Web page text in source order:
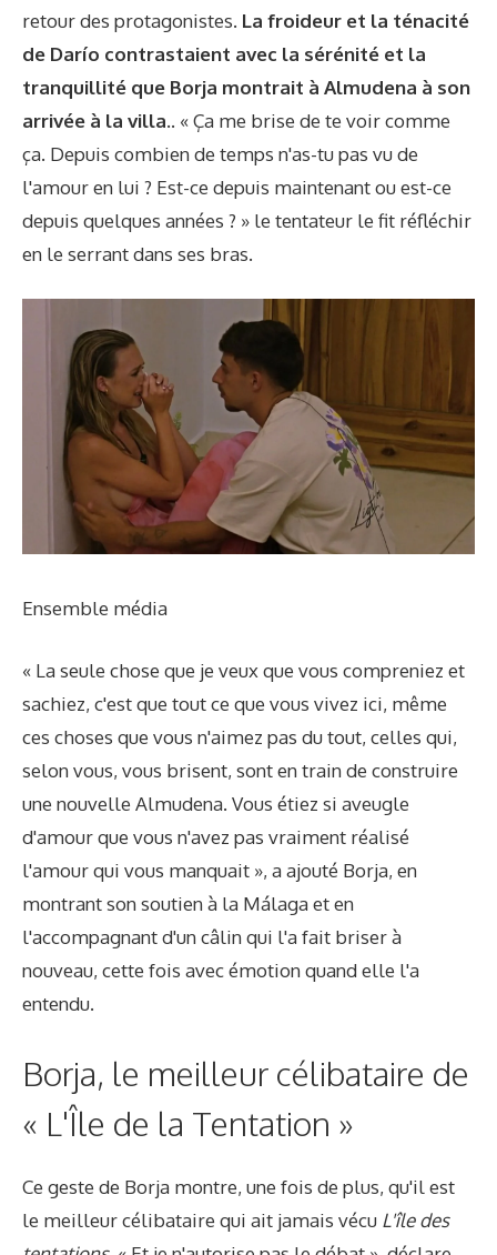
retour des protagonistes. La froideur et la ténacité
de Darío contrastaient avec la sérénité et la
tranquillité que Borja montrait à Almudena à son
arrivée à la villa.. « Ça me brise de te voir comme
ça. Depuis combien de temps n'as-tu pas vu de
l'amour en lui ? Est-ce depuis maintenant ou est-ce
depuis quelques années ? » le tentateur le fit réfléchir
en le serrant dans ses bras.
Ensemble média
« La seule chose que je veux que vous compreniez et
sachiez, c'est que tout ce que vous vivez ici, même
ces choses que vous n'aimez pas du tout, celles qui,
selon vous, vous brisent, sont en train de construire
une nouvelle Almudena. Vous étiez si aveugle
d'amour que vous n'avez pas vraiment réalisé
l'amour qui vous manquait », a ajouté Borja, en
montrant son soutien à la Málaga et en
l'accompagnant d'un câlin qui l'a fait briser à
nouveau, cette fois avec émotion quand elle l'a
entendu.
Borja, le meilleur célibataire de
« L'Île de la Tentation »
Ce geste de Borja montre, une fois de plus, qu'il est
le meilleur célibataire qui ait jamais vécu L'île des